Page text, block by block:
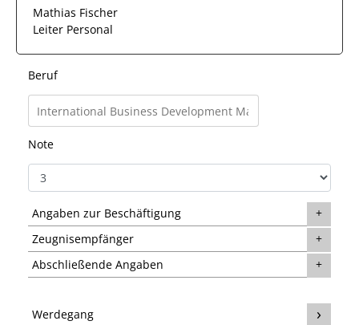
Mathias Fischer
Leiter Personal
Beruf
Note
Angaben zur Beschäftigung
Zeugnisempfänger
Abschließende Angaben
Werdegang